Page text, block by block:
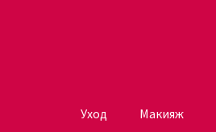
Уход Макияж